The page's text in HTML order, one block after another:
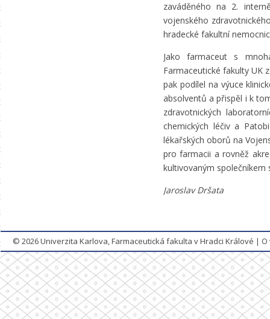
zaváděného na 2.
vojenského
hradecké fakultní
Jako farmaceut s
Farmaceutické fakulty UK
pak podílel na výuce
absolventů a přispěl i k
zdravotnických
chemických léčiv a
lékařských oborů na
pro farmacii a rovněž
kultivovaným společníkem
Jaroslav Dršata
© 2026Univerzita Karlova, Farmaceutická fakulta v Hradci Králové |